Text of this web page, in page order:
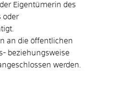
Eigentümerin des
oder
an die öffentlichen
beziehungsweise
werden.